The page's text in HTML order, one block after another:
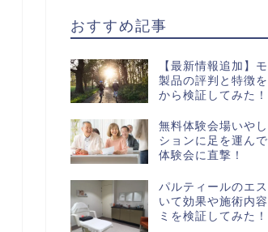
おすすめ記事
【最新情報追加】
製品の評判と特徴を
から検証してみた！
無料体験会場いや
ションに足を運んで
体験会に直撃！
パルティールのエ
いて効果や施術内
ミを検証してみた！